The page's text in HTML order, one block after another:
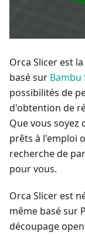
Orca Slicer est
basé sur Bambu
possibilités de
d'obtention de
Que vous
prêts à l'emploi
recherche de
pour vous.
Orca Slicer est
même basé sur
découpage